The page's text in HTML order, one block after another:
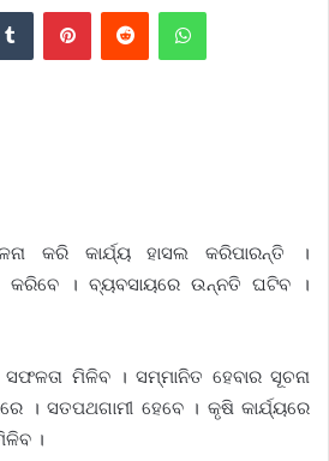
Tumblr PinterestReddit WhatsApp
କରି କାର୍ଯ୍ୟ ହାସଲ କରିପାରନ୍ତି ।
କରିବେ । ବ୍ୟବସାୟରେ ଉନ୍ନତି ଘଟିବ ।
ମିଳିବ । ସମ୍ମାନିତ ହେବାର ସୂଚନା
। ସତପଥଗାମୀ ହେବେ । କୃଷି କାର୍ଯ୍ୟରେ
।